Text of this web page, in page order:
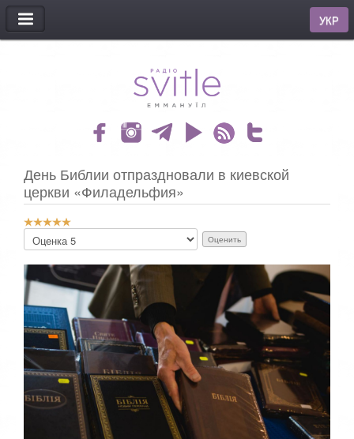
МЕНЮ
УКР
День Библии отпраздновали в киевской
церкви «Филадельфия»
Р
й
т
и
н
г
:
5
/
о
ж
а
л
у
й
с
т
а
,
о
ц